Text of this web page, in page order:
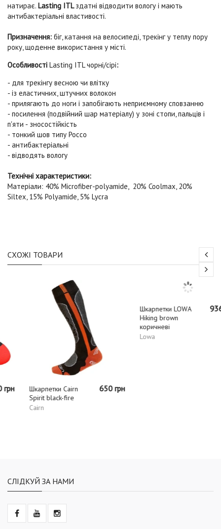
натирає. Lasting ITLздатні відводити вологу і мають
антибактеріальні властивості.
Призначення: біг, катання на велосипеді, трекінг у теплу пору
року, щоденне використання у місті.
Особливості Lasting ITL чорні/сірі:
- для трекінгу весною чи влітку
- із еластичних, штучних волокон
- прилягають до ноги і запобігають неприємному сповзанню
- посилення (подвійний шар матеріалу) у зоні стопи, пальців і
п'яти - зносостійкість
- тонкий шов типу Россо
- антибактеріальні
- відводять вологу
Технічні характеристики:
Матеріали: 40% Microfiber-polyamide, 20% Coolmax, 20%
Siltex, 15% Polyamide, 5% Lycra
СХОЖІ ТОВАРИ
Шкарпетки Cairn
Spirit black-fire
650 грн
Шкарпетки LOWA
СЛІДКУЙ ЗА НАМИ